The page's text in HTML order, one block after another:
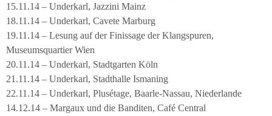
15.11.14 – Underkarl, Jazzini Mainz
18.11.14 – Underkarl, Cavete Marburg
19.11.14 – Lesung auf der Finissage der Klangspuren,
Museumsquartier Wien
20.11.14 – Underkarl, Stadtgarten Köln
21.11.14 – Underkarl, Stadthalle Ismaning
22.11.14 – Underkarl, Plusétage, Baarle-Nassau, Niederlande
14.12.14 – Margaux und die Banditen, Café Central